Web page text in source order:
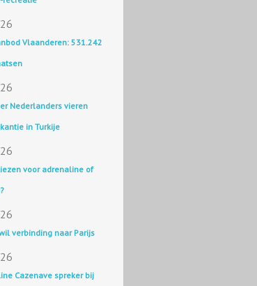
Vlaanderen: 531.242
Nederlanders vieren
in Turkije
voor adrenaline of
verbinding naar Parijs
Cazenave spreker bij